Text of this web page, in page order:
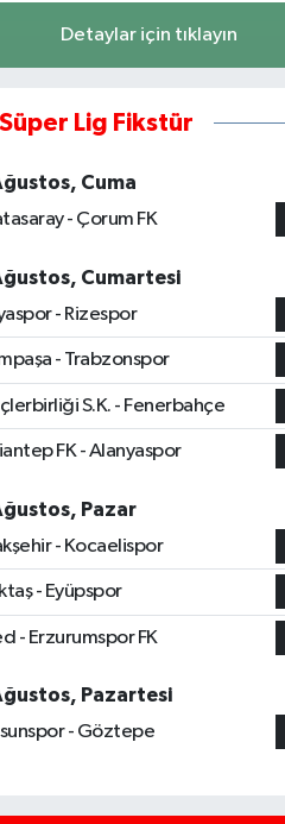
Detaylar için tıklayın
Süper Lig Fikstür
Cuma
- Çorum FK
Cumartesi
- Rizespor
- Trabzonspor
S.K. - Fenerbahçe
FK - Alanyaspor
Pazar
- Kocaelispor
- Eyüpspor
- Erzurumspor FK
Pazartesi
- Göztepe